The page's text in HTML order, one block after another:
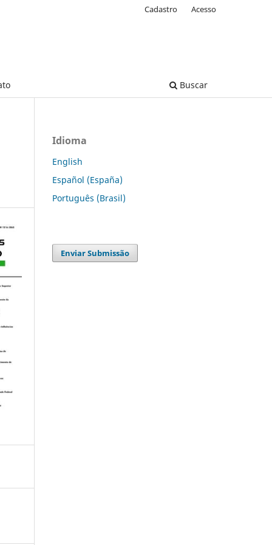
Buscar
Cadastro Acesso
Idioma
English
Español (España)
Português (Brasil)
Enviar Submissão